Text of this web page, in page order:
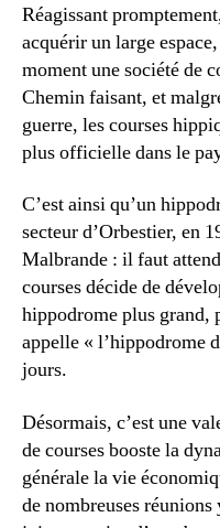
Réagissant
acquérir un large espace,
moment une société de
Chemin faisant, et
guerre, les courses
plus officielle dans le
C’est ainsi qu’un
secteur d’Orbestier, en
Malbrande : il faut
courses décide de
hippodrome plus
appelle « l’hippodrome
jours.
Désormais, c’est une
de courses booste la
générale la vie
de nombreuses